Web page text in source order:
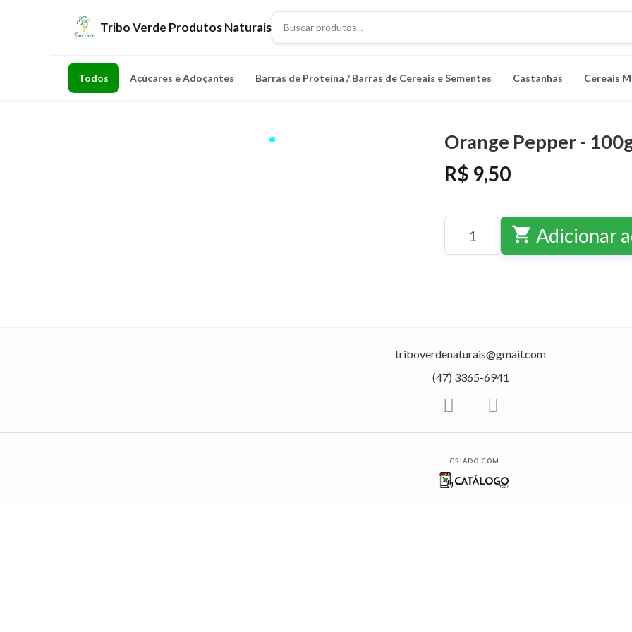
Tribo Verde Produtos Naturais
Todos Açúcares e Adoçantes Barras de Proteína / Barras de Cereais e Sementes Castanhas Cereais
Orange Pepper -
R$ 9,50
shopping_cart Adicionar
triboverdenaturais@gmail.com
(47) 3365-6941
CRIADO COM